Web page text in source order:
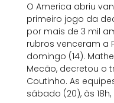
O America abriu
primeiro jogo da
por mais de 3 mil
rubros venceram a
domingo (14).
Mecão, decretou o
Coutinho. As
sábado (20), às